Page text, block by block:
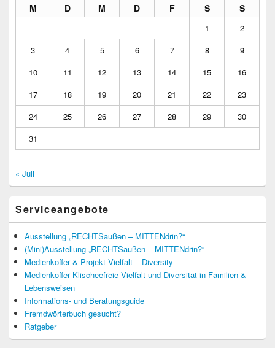
M D M D F S S
1
2
3
4 5 6 7 8
9
10
11 12 13 14 15
16
17
18 19 20 21 22
23
24
25 26 27 28 29
30
31
« Juli
Serviceangebote
Ausstellung „RECHTSaußen – MITTENdrin?“
(Mini)Ausstellung „RECHTSaußen – MITTENdrin?“
Medienkoffer & Projekt Vielfalt – Diversity
Medienkoffer Klischeefreie Vielfalt und Diversität in Familien &
Lebensweisen
Informations- und Beratungsguide
Fremdwörterbuch gesucht?
Ratgeber